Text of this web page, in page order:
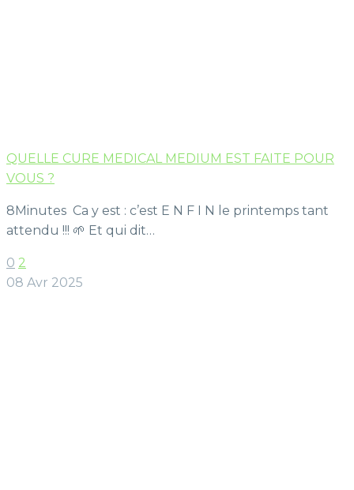
QUELLE CURE MEDICAL MEDIUM EST FAITE POUR
VOUS ?
8Minutes Ca y est : c’est E N F I N le printemps tant
attendu !!! 🌱 Et qui dit…
0 2
08 Avr 2025